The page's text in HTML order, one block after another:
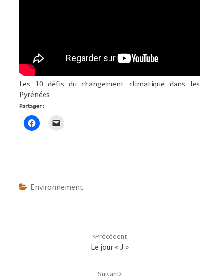
Les 10 défis du changement climatique dans les
Pyrénées
Partager :
Environnement
Précédent
Le jour « J »
Suivant